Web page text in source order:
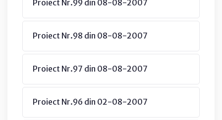
Proiect Nr.99 din 08-08-2007
Proiect Nr.98 din 08-08-2007
Proiect Nr.97 din 08-08-2007
Proiect Nr.96 din 02-08-2007